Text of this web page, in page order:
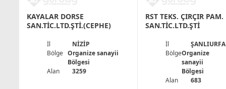
KAYALAR DORSE
SAN.TİC.LTD.ŞTİ.(CEPHE)
İl
NİZİP
Bölge Organize sanayii
Bölgesi
Alan
3259
RST TEKS. ÇIRÇIR PAM.
SAN.TİC.LTD.ŞTİ
İl
ŞANLIURFA
BölgeOrganize
sanayii
Bölgesi
Alan
683